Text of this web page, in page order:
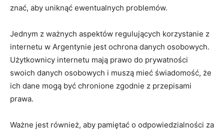
znać, aby uniknąć ewentualnych problemów.
Jednym z ważnych aspektów regulujących korzystanie z
internetu w Argentynie jest ochrona danych osobowych.
Użytkownicy internetu mają prawo do prywatności
swoich danych osobowych i muszą mieć świadomość, że
ich dane mogą być chronione zgodnie z przepisami
prawa.
Ważne jest również, aby pamiętać o odpowiedzialności za